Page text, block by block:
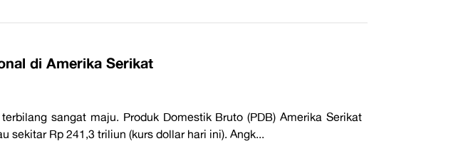
di Amerika Serikat
sangat maju. Produk Domestik Bruto (PDB) Amerika Serikat
sekitar Rp 241,3 triliun (kurs dollar hari ini). Angk...